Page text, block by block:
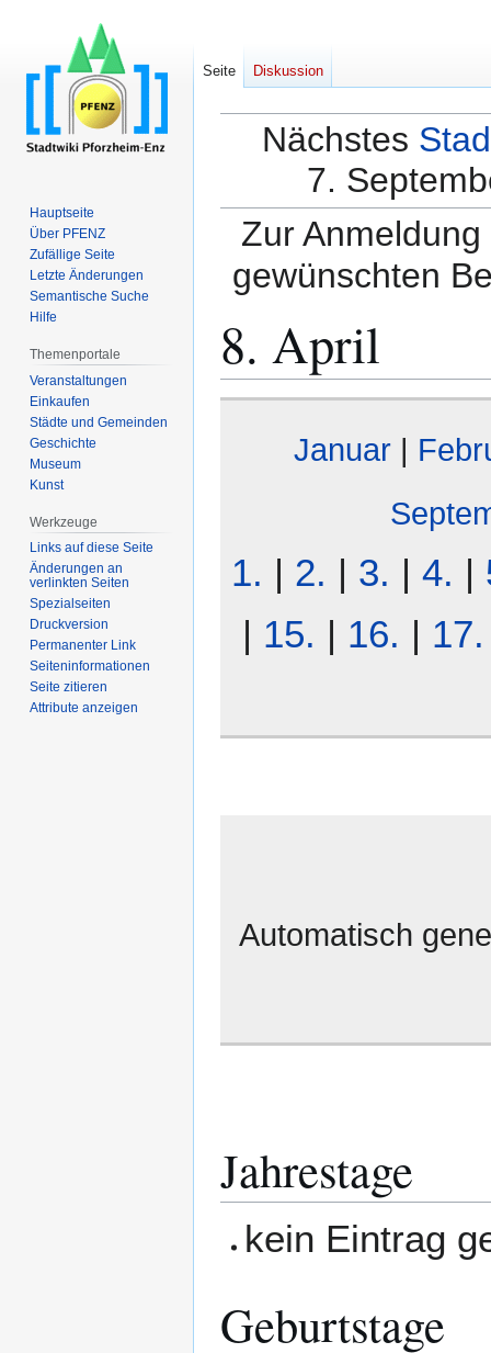
Nächstes
7.
Zur
gewünschten
8. April
Januar |
1. | 2. | 3. | 4. |
| 15. | 16. | 17.
Automatisch
Jahrestage
kein Eintrag
Geburtstage
Seite Diskussion
Hauptseite
Über PFENZ
Zufällige Seite
Letzte Änderungen
Semantische Suche
Hilfe
Themenportale
Veranstaltungen
Einkaufen
Städte und Gemeinden
Geschichte
Museum
Kunst
Werkzeuge
Links auf diese Seite
Änderungen an
verlinkten Seiten
Spezialseiten
Druckversion
Permanenter Link
Seiten­­informationen
Seite zitieren
Attribute anzeigen